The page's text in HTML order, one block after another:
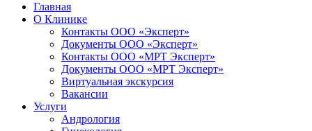
Главная
О Клинике
Контакты ООО «Эксперт»
Документы ООО «Эксперт»
Контакты ООО «МРТ Эксперт»
Документы ООО «МРТ Эксперт»
Виртуальная экскурсия
Вакансии
Услуги
Андрология